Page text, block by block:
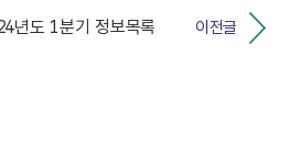
이전글
년도 1분기 정보목록